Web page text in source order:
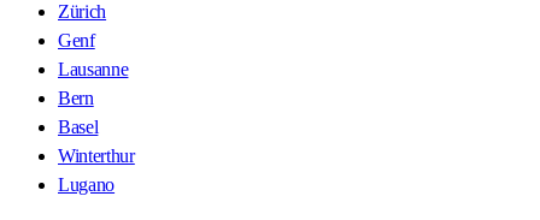
Zürich
Genf
Lausanne
Bern
Basel
Winterthur
Lugano